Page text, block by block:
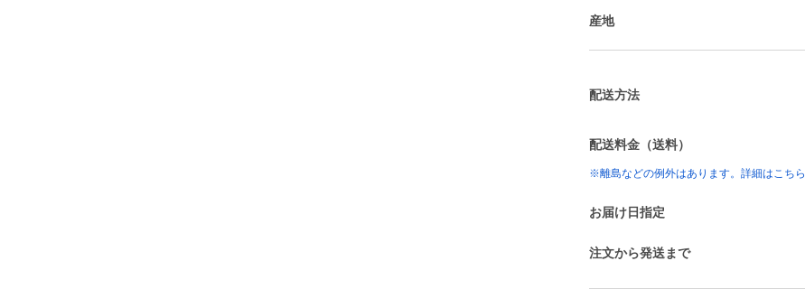
産地
配送方法
配送料金（送料）
※離島などの例外はあります。詳細はこちら
お届け日指定
注文から発送まで